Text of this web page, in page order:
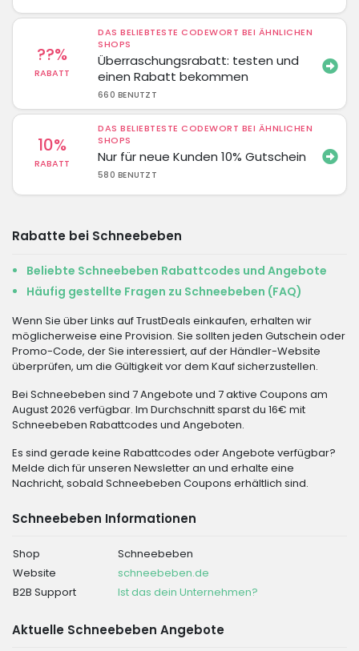
??%
RABATT
DAS BELIEBTESTE CODEWORT BEI ÄHNLICHEN
SHOPS
Überraschungsrabatt: testen und
einen Rabatt bekommen
660 BENUTZT
10%
RABATT
DAS BELIEBTESTE CODEWORT BEI ÄHNLICHEN
SHOPS
Nur für neue Kunden 10% Gutschein
580 BENUTZT
Rabatte bei Schneebeben
Beliebte Schneebeben Rabattcodes und Angebote
Häufig gestellte Fragen zu Schneebeben (FAQ)
Wenn Sie über Links auf TrustDeals einkaufen, erhalten wir
möglicherweise eine Provision. Sie sollten jeden Gutschein oder
Promo-Code, der Sie interessiert, auf der Händler-Website
überprüfen, um die Gültigkeit vor dem Kauf sicherzustellen.
Bei Schneebeben sind 7 Angebote und 7 aktive Coupons am
August 2026 verfügbar. Im Durchschnitt sparst du 16€ mit
Schneebeben Rabattcodes und Angeboten.
Es sind gerade keine Rabattcodes oder Angebote verfügbar?
Melde dich für unseren Newsletter an und erhalte eine
Nachricht, sobald Schneebeben Coupons erhältlich sind.
Schneebeben Informationen
Shop
Schneebeben
Website
schneebeben.de
B2B Support
Ist das dein Unternehmen?
Aktuelle Schneebeben Angebote